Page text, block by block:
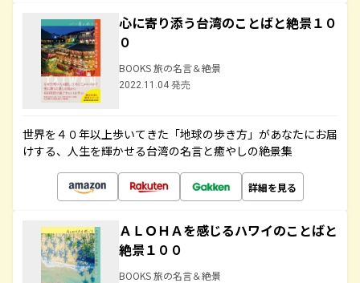
心に寄り添う台湾のことばと絶景１０
０
BOOKS 旅の名言＆絶景
2022.11.04 発売
世界を４０年以上歩いてきた「地球の歩き方」があなたにお届
けする、人生を輝かせる台湾の名言と癒やしの絶景集
詳細を見る
ＡＬＯＨＡを感じるハワイのことばと
絶景１００
BOOKS 旅の名言＆絶景